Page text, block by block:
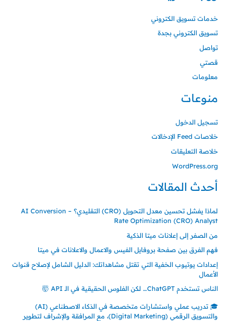
خدمات تسويق الكتروني
تسويق الكتروني بجدة
تواصل
قصتي
معلومات
منوعات
تسجيل الدخول
خلاصات Feed الإدخالات
خلاصة التعليقات
WordPress.org
أحدث المقالات
لماذا يفشل تحسين معدل التحويل (CRO) التقليدي؟ – AI Conversion
Rate Optimization (CRO) Analyst
من الصفر إلى إعلانات ميتا الذكية
فهم الفرق بين صفحة بروفايل الفيس والاعمال والاعلانات في ميتا
إعدادات يوتيوب الخفية التي تقتل مشاهداتك: الدليل الشامل لإصلاح قنوات
الأعمال
الناس تستخدم ChatGPT… لكن الفلوس الحقيقية في الـ API 🤯
🎓 تدريب عملي واستشارات متخصصة في الذكاء الاصطناعي (AI)
والتسويق الرقمي (Digital Marketing)، مع المرافقة والإشراف لتطوير